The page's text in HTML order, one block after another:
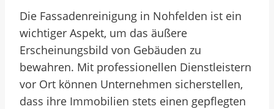
Die Fassadenreinigung in Nohfelden ist ein
wichtiger Aspekt, um das äußere
Erscheinungsbild von Gebäuden zu
bewahren. Mit professionellen Dienstleistern
vor Ort können Unternehmen sicherstellen,
dass ihre Immobilien stets einen gepflegten